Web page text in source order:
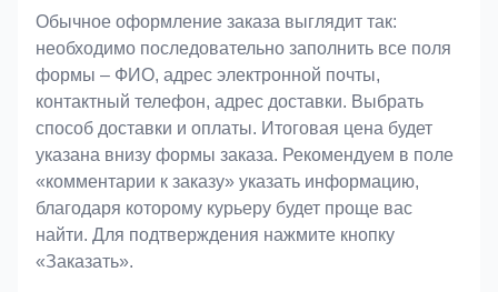
Обычное оформление заказа выглядит так:
необходимо последовательно заполнить все поля
формы – ФИО, адрес электронной почты,
контактный телефон, адрес доставки. Выбрать
способ доставки и оплаты. Итоговая цена будет
указана внизу формы заказа. Рекомендуем в поле
«комментарии к заказу» указать информацию,
благодаря которому курьеру будет проще вас
найти. Для подтверждения нажмите кнопку
«Заказать».